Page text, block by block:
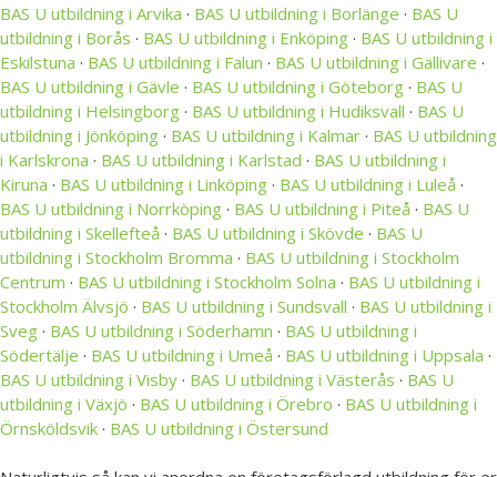
BAS U utbildning i Arvika · BAS U utbildning i Borlänge · BAS U
utbildning i Borås · BAS U utbildning i Enköping · BAS U utbildning i
Eskilstuna · BAS U utbildning i Falun · BAS U utbildning i Gällivare ·
BAS U utbildning i Gävle · BAS U utbildning i Göteborg · BAS U
utbildning i Helsingborg · BAS U utbildning i Hudiksvall · BAS U
utbildning i Jönköping · BAS U utbildning i Kalmar · BAS U utbildning
i Karlskrona · BAS U utbildning i Karlstad · BAS U utbildning i
Kiruna · BAS U utbildning i Linköping · BAS U utbildning i Luleå ·
BAS U utbildning i Norrköping · BAS U utbildning i Piteå · BAS U
utbildning i Skellefteå · BAS U utbildning i Skövde · BAS U
utbildning i Stockholm Bromma · BAS U utbildning i Stockholm
Centrum · BAS U utbildning i Stockholm Solna · BAS U utbildning i
Stockholm Älvsjö · BAS U utbildning i Sundsvall · BAS U utbildning i
Sveg · BAS U utbildning i Söderhamn · BAS U utbildning i
Södertälje · BAS U utbildning i Umeå · BAS U utbildning i Uppsala ·
BAS U utbildning i Visby · BAS U utbildning i Västerås · BAS U
utbildning i Växjö · BAS U utbildning i Örebro · BAS U utbildning i
Örnsköldsvik · BAS U utbildning i Östersund